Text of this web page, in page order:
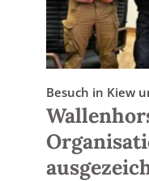
Besuch in Kiew